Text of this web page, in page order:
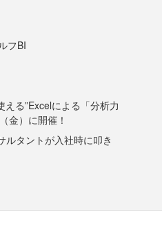
フBI
る”Excelによる「分析力
金）に開催！
ルタントが入社時に叩き